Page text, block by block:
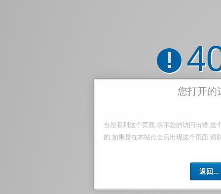
!
您打开的
当您看到这个页面,表示您的访问出错,这
的,如果是在本站点击后出现这个页面,请
返回...